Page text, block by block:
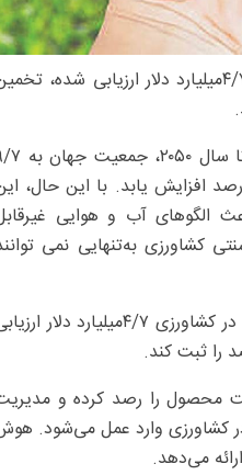
-در حالی که در سال ۲۰۲۴ ارزش بازار جهانی هوش مصنوعی در کشاورزی ۷/‏۴میلیارد دلار ارزیابی شده،
نیاز به هوش مصنوعی در
نفر برسد، به این معنی که تولید مواد غذایی برای تامین تقاضا باید حداقل ۷۰‌درصد افزایش یابد. با این
الگوهای آب و هوایی
به‌تنهایی نمی
داده‌های آماری منتشر شده نشان می‌دهد: در سال‌۲۰۲۴ ارزش بازار جهانی هوش مصنوعی در کشاورزی ۷/‏۴‌میلیارد دلار
محصول را رصد کرده و
کشاورزی وارد عمل می‌شود.
می‌دهد.